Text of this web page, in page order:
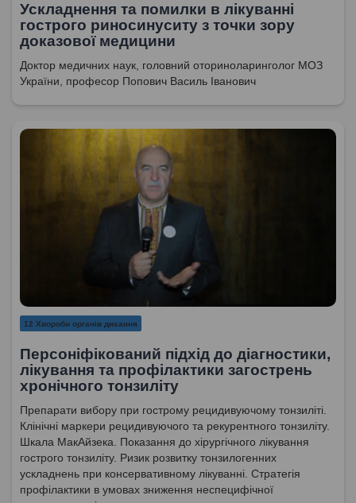
Ускладнення та помилки в лікуванні
гострого риносинуситу з точки зору
доказової медицини
Доктор медичних наук, головний оториноларинголог МОЗ
України, професор Попович Василь Іванович
12 Хвороби органів дихання
Персоніфікований підхід до діагностики,
лікування та профілактики загострень
хронічного тонзиліту
Препарати вибору при гострому рецидивуючому тонзиліті.
Клінічні маркери рецидивуючого та рекурентного тонзиліту.
Шкала МакАйзека. Показання до хірургічного лікування
гострого тонзиліту. Ризик розвитку тонзилогенних
ускладнень при консервативному лікуванні. Стратегія
профілактики в умовах зниження неспецифічної